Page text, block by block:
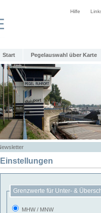
Hilfe
Start Pegelauswahl über Karte
Einstellungen
Grenzwerte für Unter- &
MHW / MNW